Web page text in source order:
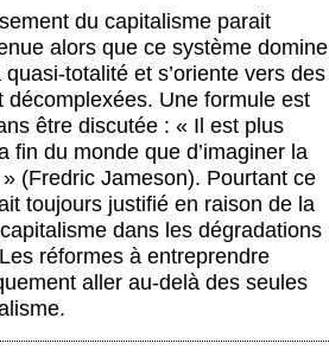
du capitalisme parait
alors que ce système domine
totalité et s’oriente vers des
décomplexées. Une formule est
être discutée : « Il est plus
fin du monde que d’imaginer la
(Fredric Jameson). Pourtant ce
toujours justifié en raison de la
dans les dégradations
réformes à entreprendre
aller au-delà des seules